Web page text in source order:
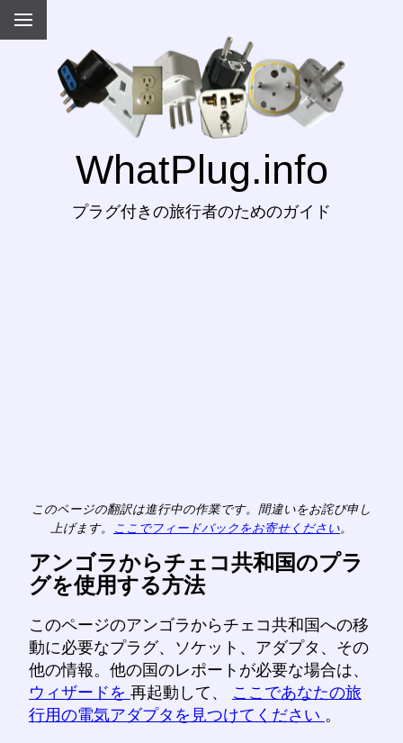
WhatPlug.info
プラグ付きの旅行者のためのガイド
このページの翻訳は進行中の作業です。間違いをお詫び申し
上げます。
ここでフィードバックをお寄せください。
アンゴラからチェコ共和国のプラ
グを使用する方法
このページのアンゴラからチェコ共和国への移
動に必要なプラグ、ソケット、アダプタ、その
他の情報。他の国のレポートが必要な場合は、
ウィザードを 再起動して、 ここであなたの旅
行用の電気アダプタを見つけてください 。